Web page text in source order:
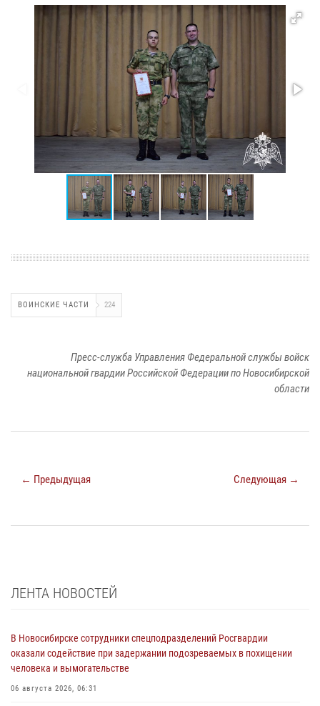
ВОИНСКИЕ ЧАСТИ 224
Пресс-служба Управления Федеральной службы войск
национальной гвардии Российской Федерации по Новосибирской
области
← Предыдущая Следующая →
ЛЕНТА НОВОСТЕЙ
В Новосибирске сотрудники спецподразделений Росгвардии
оказали содействие при задержании подозреваемых в похищении
человека и вымогательстве
06 августа 2026, 06:31